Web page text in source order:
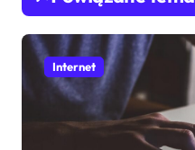
g
a
c
Internet